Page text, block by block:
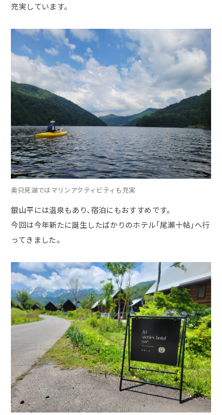
充実しています。
奥只見湖ではマリンアクティビティも充実
銀山平には温泉もあり、宿泊にもおすすめです。
今回は今年新たに誕生したばかりのホテル「尾瀬十帖」へ行
ってきました。